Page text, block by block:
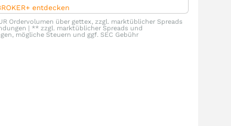
entdecken
Ordervolumen über gettex, zzgl. marktüblicher Spreads
| ** zzgl. marktüblicher Spreads und
mögliche Steuern und ggf. SEC Gebühr